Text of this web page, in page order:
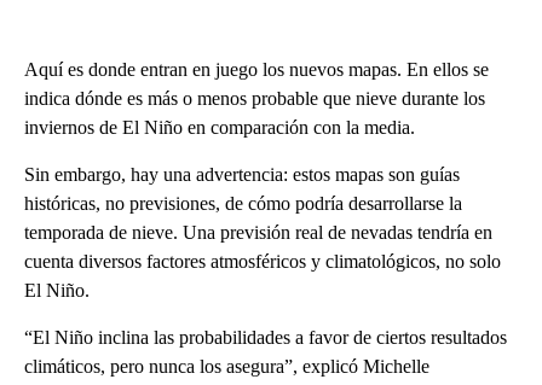
Aquí es donde entran en juego los nuevos mapas. En ellos se
indica dónde es más o menos probable que nieve durante los
inviernos de El Niño en comparación con la media.
Sin embargo, hay una advertencia: estos mapas son guías
históricas, no previsiones, de cómo podría desarrollarse la
temporada de nieve. Una previsión real de nevadas tendría en
cuenta diversos factores atmosféricos y climatológicos, no solo
El Niño.
“El Niño inclina las probabilidades a favor de ciertos resultados
climáticos, pero nunca los asegura”, explicó Michelle